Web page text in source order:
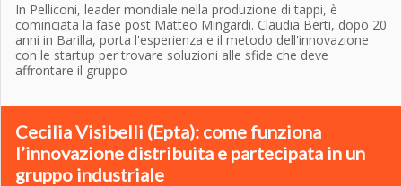
In Pelliconi, leader mondiale nella produzione di tappi, è
cominciata la fase post Matteo Mingardi. Claudia Berti, dopo 20
anni in Barilla, porta l'esperienza e il metodo dell'innovazione
con le startup per trovare soluzioni alle sfide che deve
affrontare il gruppo
Cecilia Visibelli (Epta): come funziona
l’innovazione distribuita e partecipata in un
gruppo industriale